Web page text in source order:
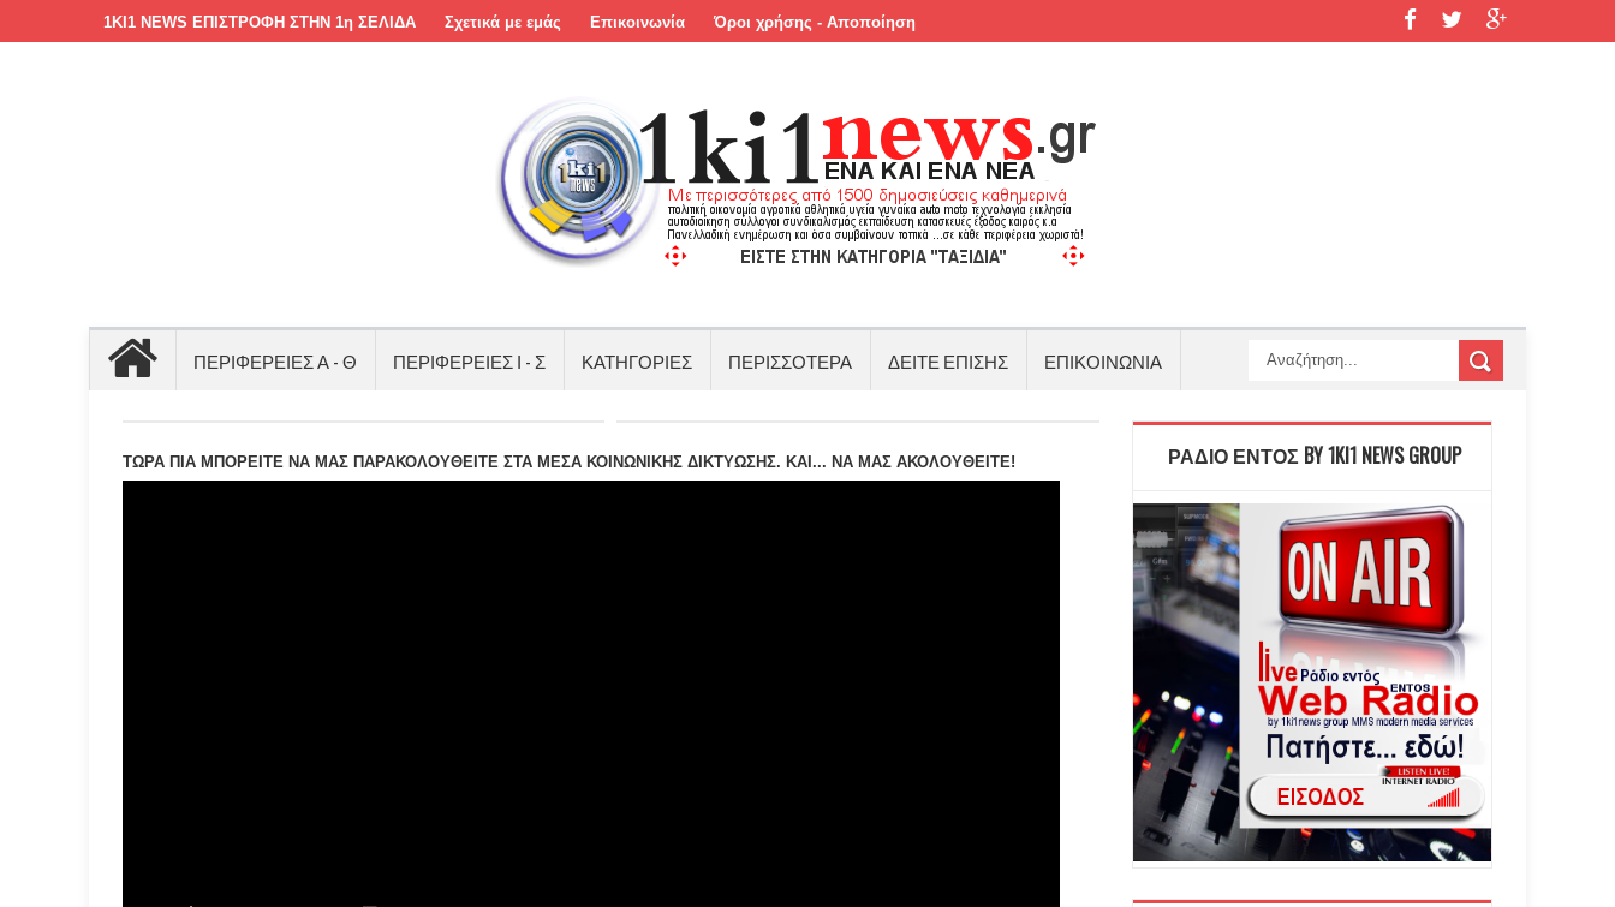
1KI1 NEWS ΕΠΙΣΤΡΟΦΗ ΣΤΗΝ 1η ΣΕΛΙΔΑ Σχετικά με εμάς Επικοινωνία Όροι χρήσης - Αποποίηση
ΠΕΡΙΦΕΡΕΙΕΣ Α - Θ ΠΕΡΙΦΕΡΕΙΕΣ Ι - Σ ΚΑΤΗΓΟΡΙΕΣ ΠΕΡΙΣΣΟΤΕΡΑ ΔΕΙΤΕ ΕΠΙΣΗΣ ΕΠΙΚΟΙΝΩΝΙΑ
ΤΩΡΑ ΠΙΑ ΜΠΟΡΕΙΤΕ ΝΑ ΜΑΣ ΠΑΡΑΚΟΛΟΥΘΕΙΤΕ ΣΤΑ ΜΕΣΑ ΚΟΙΝΩΝΙΚΗΣ ΔΙΚΤΥΩΣΗΣ. ΚΑΙ... ΝΑ ΜΑΣ ΑΚΟΛΟΥΘΕΙΤΕ! ΡΑΔΙΟ ΕΝΤΟΣ BY 1KI1 NEWS GROUP